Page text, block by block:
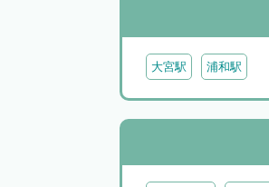
大宮駅 浦和駅